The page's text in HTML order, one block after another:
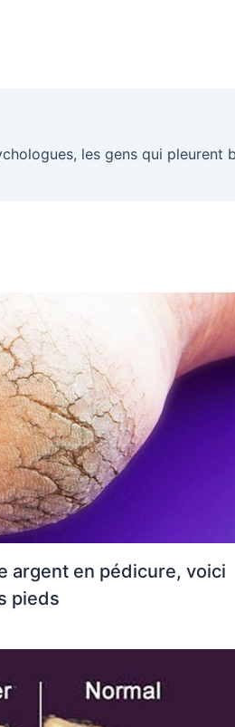
argent en pédicure, voici
pieds